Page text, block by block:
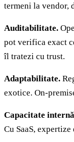
termeni la vendor,
Auditabilitate.
pot verifica exact
îl tratezi cu trust.
Adaptabilitate.
exotice. On-
Capacitate
Cu SaaS,